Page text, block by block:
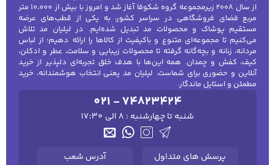
از سال ۲۰۰۸ زیرمجموعه گروه شکوفا آغاز شد و امروز با بیش از ۱۰٬۰۰۰ متر
مربع فضای فروشگاهی در سراسر کشور، به یکی از قطب‌های عرضه
مستقیم پوشاک و محصولات مد تبدیل شده‌ایم. در لیلیان مد تلاش
می‌کنیم تا مجموعه‌ای متنوع و باکیفیت از کالاها را ارائه دهیم؛ از لباس
مردانه، زنانه و بچه‌گانه گرفته تا محصولات زیبایی و سلامت، عطر و ادکلن،
کیف، کفش و چمدان. همه این‌ها با هدف خلق تجربه‌ای دلپذیر از خرید
آنلاین و حضوری برای شماست. لیلیان مد یعنی انتخاب هوشمندانه، خرید
مطمئن و استایل ماندگار.
021 - 74823424
شنبه تا چهارشنبه : 8 الی 17:30
پرسش های متداول آدرس شعب